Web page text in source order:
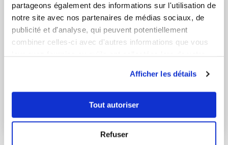
partageons également des informations sur l'utilisation de
notre site avec nos partenaires de médias sociaux, de
publicité et d'analyse, qui peuvent potentiellement
combiner celles-ci avec d'autres informations que vous
Afficher les détails
Tout autoriser
Refuser
gaelle56
Soazig
karine BABEL
Gâteau renversé aux